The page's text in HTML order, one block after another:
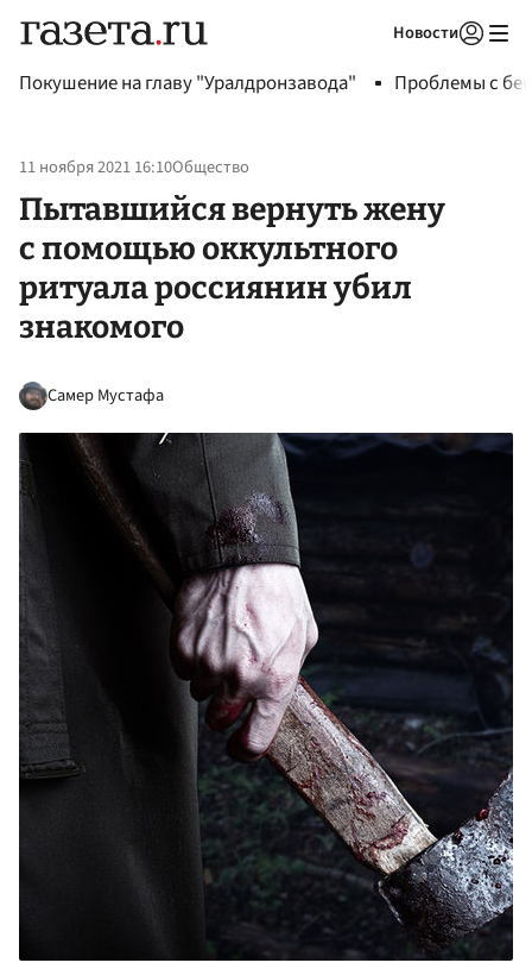
Новости
Покушение на главу "Уралдронзавода" Проблемы с
11 ноября 2021 16:10Общество
Пытавшийся вернуть жену
с помощью оккультного
ритуала россиянин убил
знакомого
Самер Мустафа